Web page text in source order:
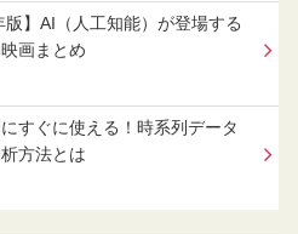
版】AI（人工知能）が登場する
画まとめ
すぐに使える！時系列データ
方法とは